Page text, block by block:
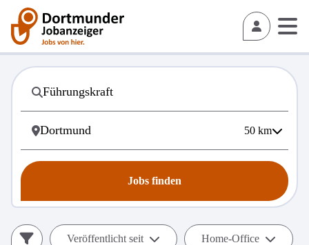
50 km
Jobs finden
Veröffentlicht seit Home-Office